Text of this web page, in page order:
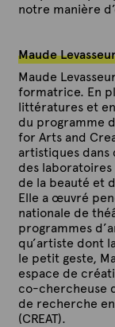
notre manière
Maude Levasseur
Maude
formatrice. En
littératures et
du programme
for Arts and
artistiques dans
des
de la beauté et
Elle a œuvré
nationale de
programmes
qu’artiste dont
le petit geste,
espace de
co-chercheuse
de recherche
(CREAT).